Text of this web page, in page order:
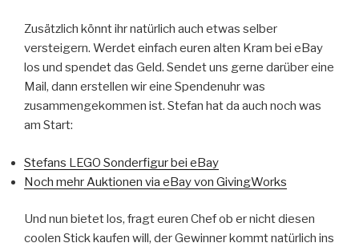
Zusätzlich könnt ihr natürlich auch etwas selber
versteigern. Werdet einfach euren alten Kram bei eBay
los und spendet das Geld. Sendet uns gerne darüber eine
Mail, dann erstellen wir eine Spendenuhr was
zusammengekommen ist. Stefan hat da auch noch was
am Start:
Stefans LEGO Sonderfigur bei eBay
Noch mehr Auktionen via eBay von GivingWorks
Und nun bietet los, fragt euren Chef ob er nicht diesen
coolen Stick kaufen will, der Gewinner kommt natürlich ins